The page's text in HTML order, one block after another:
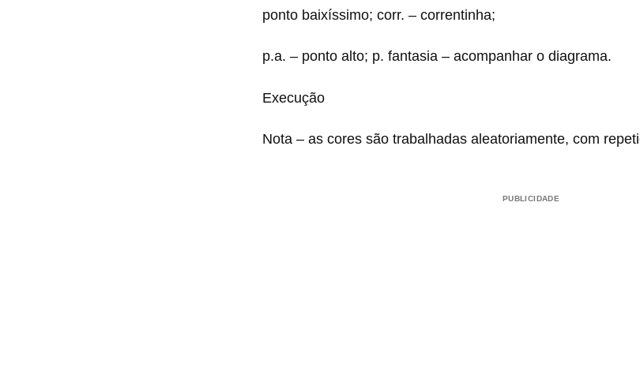
ponto baixíssimo; corr. – correntinha;
p.a. – ponto alto; p. fantasia – acompanhar o diagrama.
Execução
Nota – as cores são trabalhadas aleatoriamente, com
PUBLICIDADE